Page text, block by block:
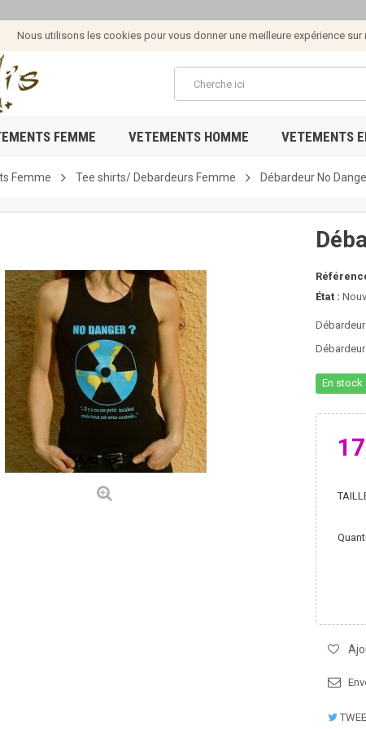
Nous utilisons les cookies pour vous donner une meilleure expérience
FEMME VETEMENTS HOMME VETEMENTS
Femme Tee shirts/ Debardeurs Femme Débardeur No
État :
En stock